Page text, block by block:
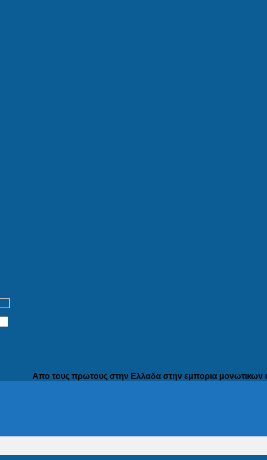
Απο τους πρωτους στην Ελλαδα στην εμπορια μονωτικων